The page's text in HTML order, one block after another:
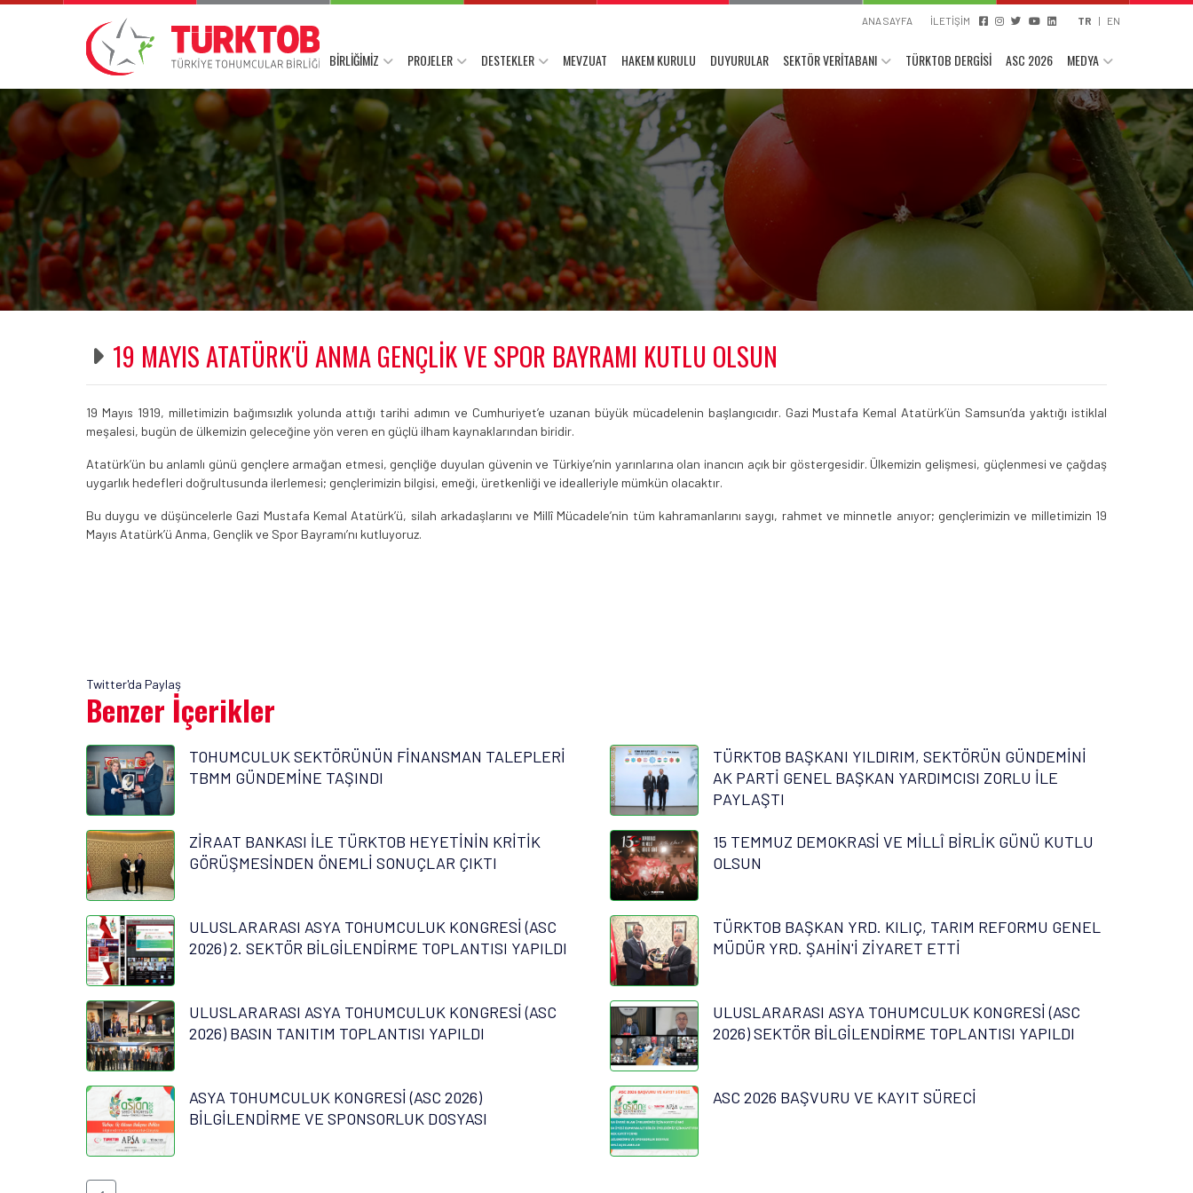
ANA SAYFA İLETİŞİM TR | EN
BİRLİĞİMİZ PROJELER DESTEKLER MEVZUAT HAKEM KURULU DUYURULAR SEKTÖR VERİTABANI TÜRKTOB DERGİSİ ASC 2026 MEDYA
19 MAYIS ATATÜRK'Ü ANMA GENÇLİK VE SPOR BAYRAMI KUTLU OLSUN
19 Mayıs 1919, milletimizin bağımsızlık yolunda attığı tarihi adımın ve Cumhuriyet’e uzanan büyük mücadelenin başlangıcıdır. Gazi Mustafa Kemal Atatürk’ün Samsun’da yaktığı istiklal
meşalesi, bugün de ülkemizin geleceğine yön veren en güçlü ilham kaynaklarından biridir.
Atatürk’ün bu anlamlı günü gençlere armağan etmesi, gençliğe duyulan güvenin ve Türkiye’nin yarınlarına olan inancın açık bir göstergesidir. Ülkemizin gelişmesi, güçlenmesi ve çağdaş
uygarlık hedefleri doğrultusunda ilerlemesi; gençlerimizin bilgisi, emeği, üretkenliği ve idealleriyle mümkün olacaktır.
Bu duygu ve düşüncelerle Gazi Mustafa Kemal Atatürk’ü, silah arkadaşlarını ve Millî Mücadele’nin tüm kahramanlarını saygı, rahmet ve minnetle anıyor; gençlerimizin ve milletimizin 19
Mayıs Atatürk’ü Anma, Gençlik ve Spor Bayramı’nı kutluyoruz.
Twitter'da Paylaş
Benzer İçerikler
TOHUMCULUK SEKTÖRÜNÜN FİNANSMAN TALEPLERİ
TBMM GÜNDEMİNE TAŞINDI
TÜRKTOB BAŞKANI YILDIRIM, SEKTÖRÜN GÜNDEMİNİ
AK PARTİ GENEL BAŞKAN YARDIMCISI ZORLU İLE
PAYLAŞTI
ZİRAAT BANKASI İLE TÜRKTOB HEYETİNİN KRİTİK
GÖRÜŞMESİNDEN ÖNEMLİ SONUÇLAR ÇIKTI
15 TEMMUZ DEMOKRASİ VE MİLLÎ BİRLİK GÜNÜ KUTLU
OLSUN
ULUSLARARASI ASYA TOHUMCULUK KONGRESİ (ASC
2026) 2. SEKTÖR BİLGİLENDİRME TOPLANTISI YAPILDI
TÜRKTOB BAŞKAN YRD. KILIÇ, TARIM REFORMU GENEL
MÜDÜR YRD. ŞAHİN'İ ZİYARET ETTİ
ULUSLARARASI ASYA TOHUMCULUK KONGRESİ (ASC
2026) BASIN TANITIM TOPLANTISI YAPILDI
ULUSLARARASI ASYA TOHUMCULUK KONGRESİ (ASC
2026) SEKTÖR BİLGİLENDİRME TOPLANTISI YAPILDI
ASYA TOHUMCULUK KONGRESİ (ASC 2026)
BİLGİLENDİRME VE SPONSORLUK DOSYASI
ASC 2026 BAŞVURU VE KAYIT SÜRECİ